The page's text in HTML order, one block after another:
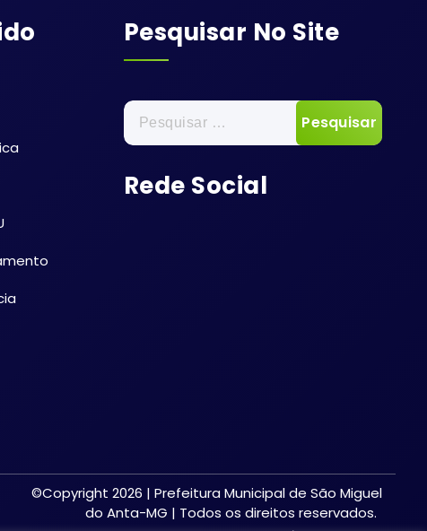
Pesquisar No Site
Pesquisar
por:
Rede Social
©Copyright 2026 | Prefeitura Municipal de São Miguel
do Anta-MG | Todos os direitos reservados.